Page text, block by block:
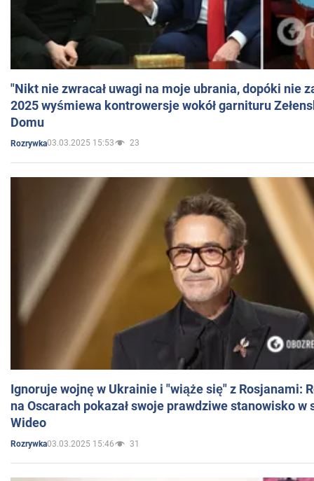
"Nikt nie zwracał uwagi na moje ubrania, dopóki nie
2025 wyśmiewa kontrowersje wokół garnituru
Domu
Rozrywka03.03.2025 15:53 23
Ignoruje wojnę w Ukrainie i "wiąże się" z Rosjanami:
na Oscarach pokazał swoje prawdziwe stanowisko w
Wideo
Rozrywka03.03.2025 15:46 31